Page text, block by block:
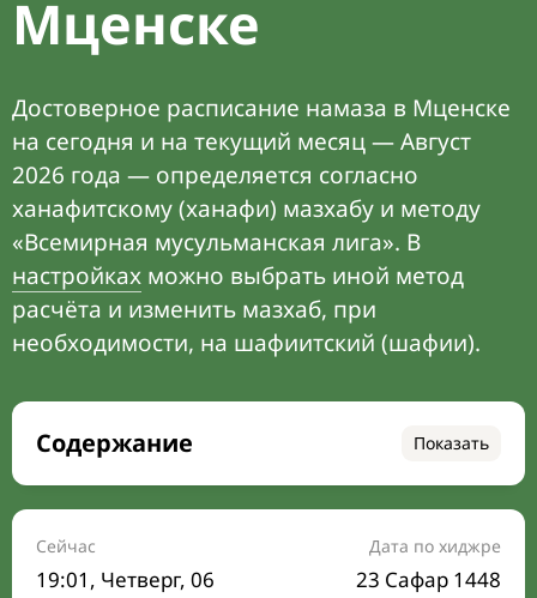
Мценске
Достоверное расписание намаза в Мценске
на сегодня и на текущий месяц — Август
2026 года — определяется согласно
ханафитскому (ханафи) мазхабу и методу
«Всемирная мусульманская лига». В
настройках можно выбрать иной метод
расчёта и изменить мазхаб, при
необходимости, на шафиитский (шафии).
Содержание Показать
Время намаза на сегодня
Расписание на месяц
Сейчас
19:01 , Четверг, 06
Дата по хиджре
23 Сафар 1448